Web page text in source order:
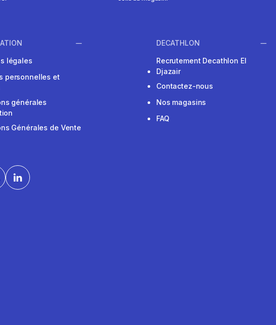
légales
personnelles et
générales
Générales de Vente
DECATHLON
Recrutement Decathlon El
Djazair
Contactez-nous
Nos magasins
FAQ